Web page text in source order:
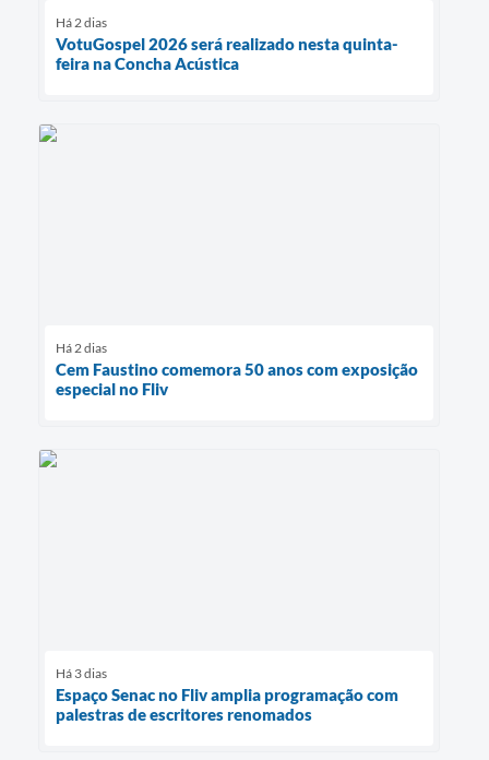
Há 2 dias
VotuGospel 2026 será realizado nesta quinta-
feira na Concha Acústica
Há 2 dias
Cem Faustino comemora 50 anos com exposição
especial no Fliv
Há 3 dias
Espaço Senac no Fliv amplia programação com
palestras de escritores renomados